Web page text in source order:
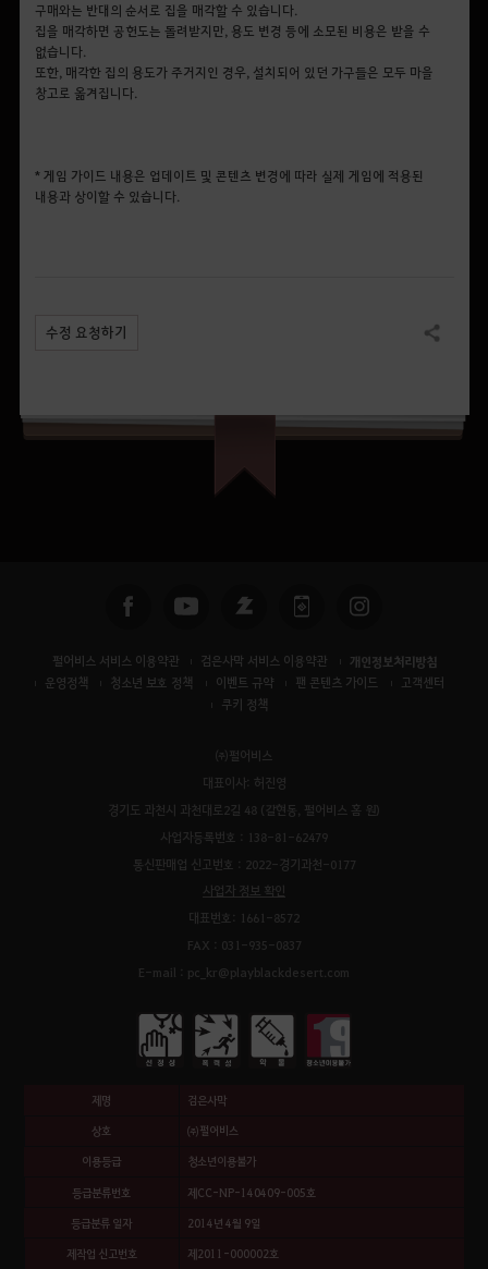
구매와는 반대의 순서로 집을 매각할 수 있습니다.
집을 매각하면 공헌도는 돌려받지만, 용도 변경 등에 소모된 비용은 받을 수
없습니다.
또한, 매각한 집의 용도가 주거지인 경우, 설치되어 있던 가구들은 모두 마을
창고로 옮겨집니다.
* 게임 가이드 내용은 업데이트 및 콘텐츠 변경에 따라 실제 게임에 적용된
내용과 상이할 수 있습니다.
수정 요청하기 공유하기
펄어비스 서비스 이용약관 검은사막 서비스 이용약관 개인정보처리방침
운영정책 청소년 보호 정책 이벤트 규약 팬 콘텐츠 가이드
고객센터
쿠키 정책
㈜펄어비스
대표이사: 허진영
경기도 과천시 과천대로2길 48 (갈현동, 펄어비스 홈 원)
사업자등록번호 : 138-81-62479
통신판매업 신고번호 : 2022-경기과천-0177
사업자 정보 확인
대표번호: 1661-8572
FAX : 031-935-0837
E-mail : pc_kr@playblackdesert.com
제명 검은사막
상호 ㈜펄어비스
이용등급 청소년이용불가
등급분류번호 제CC-NP-140409-005호
등급분류 일자 2014년 4월 9일
제작업 신고번호 제2011-000002호